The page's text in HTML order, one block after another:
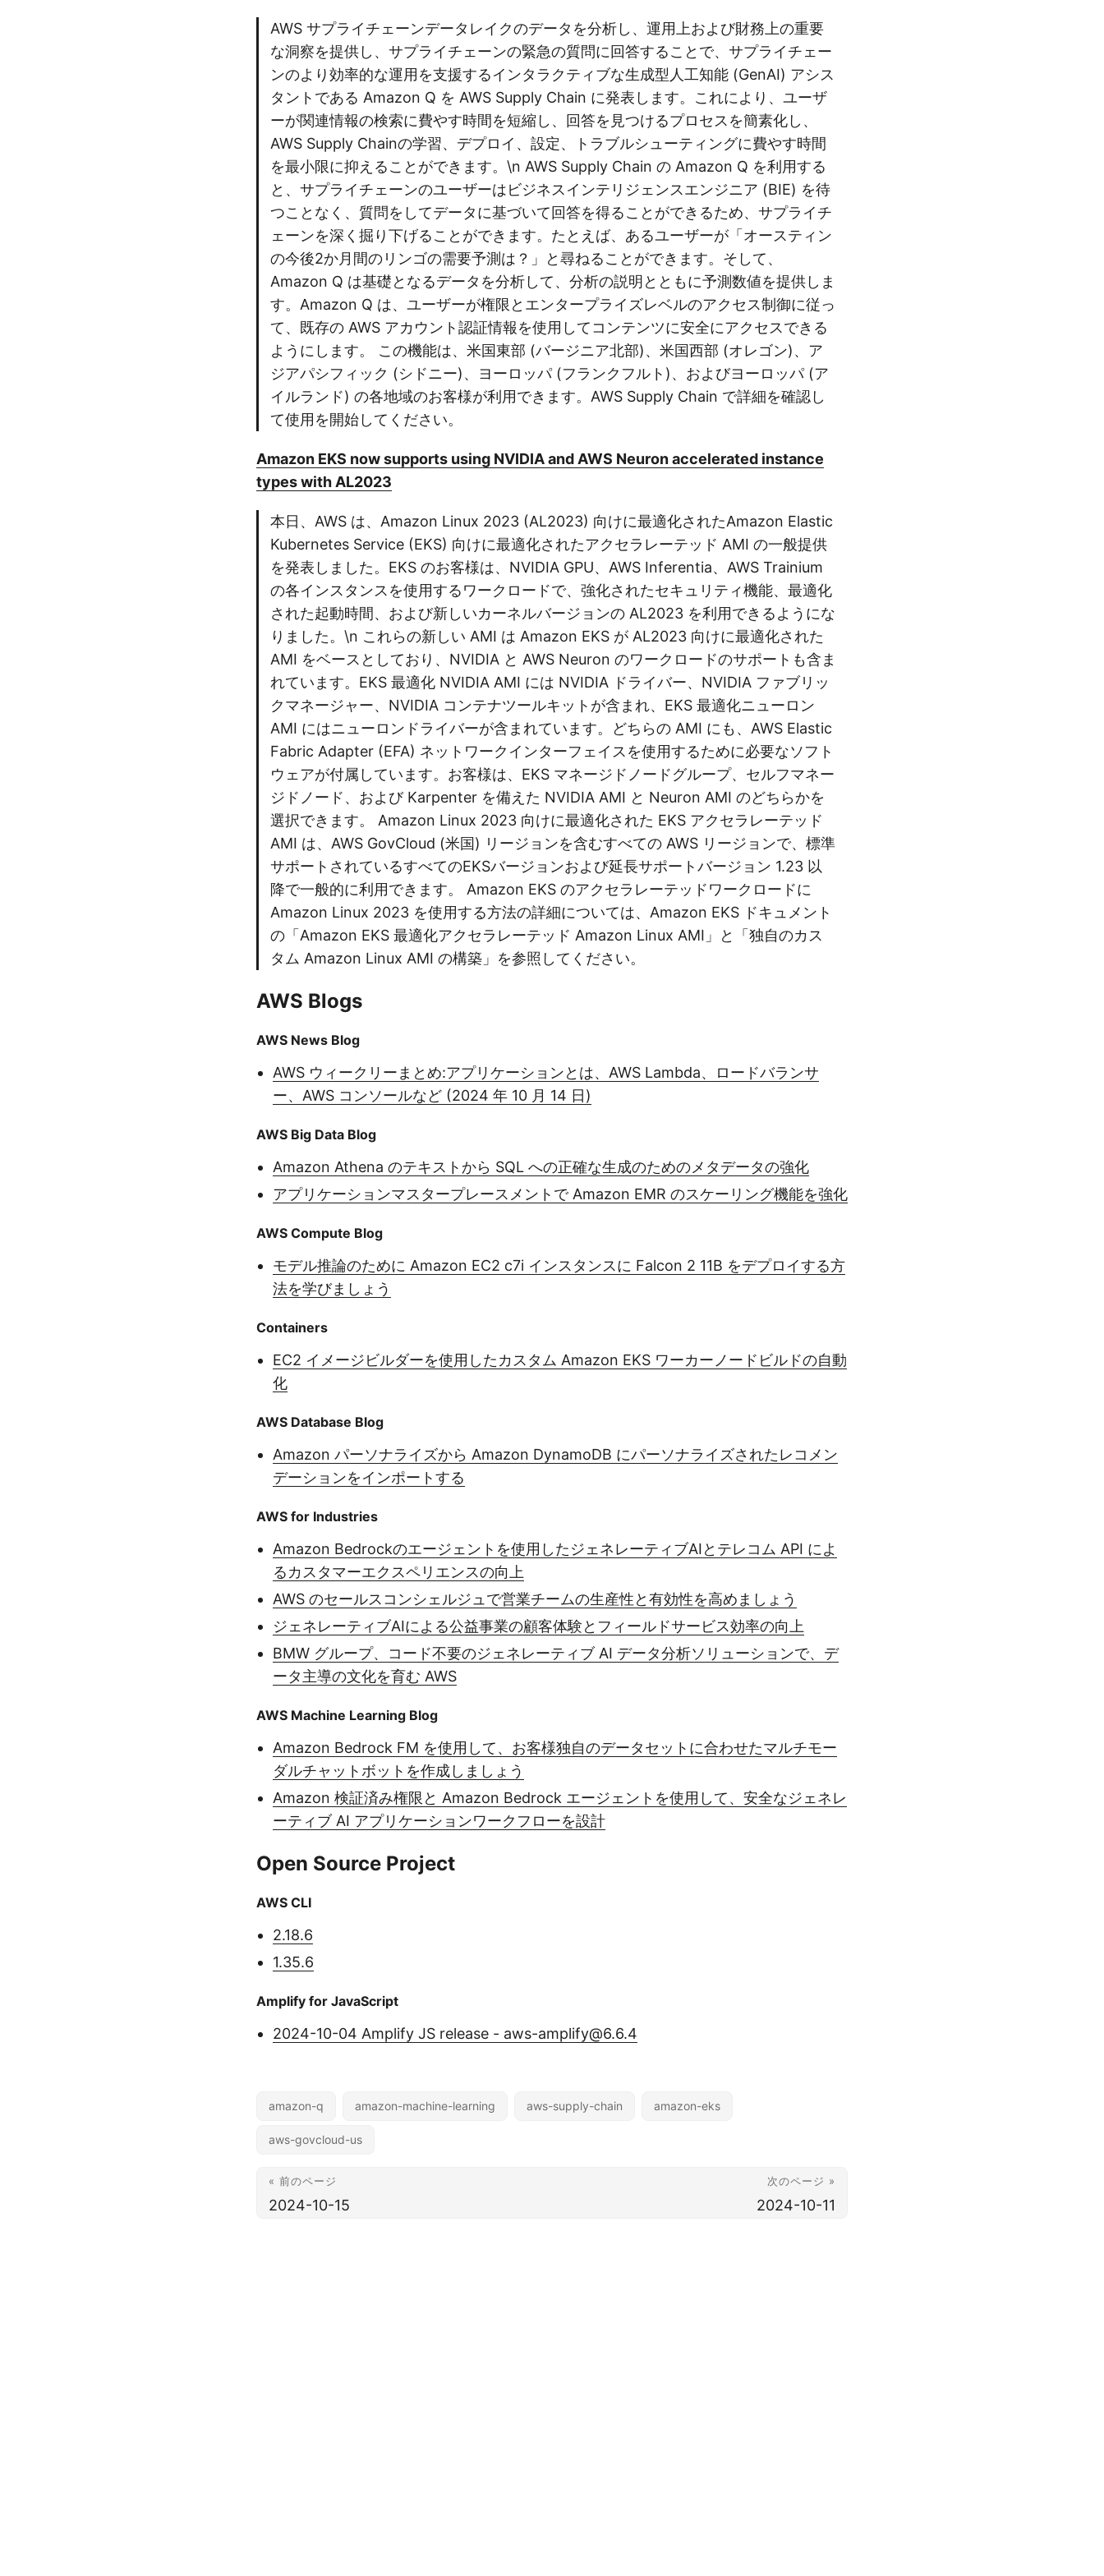
AWS サプライチェーンデータレイクのデータを分析し、運用上および財務上の重要
な洞察を提供し、サプライチェーンの緊急の質問に回答することで、サプライチェー
ンのより効率的な運用を支援するインタラクティブな生成型人工知能 (GenAI) アシス
タントである Amazon Q を AWS Supply Chain に発表します。これにより、ユーザ
ーが関連情報の検索に費やす時間を短縮し、回答を見つけるプロセスを簡素化し、
AWS Supply Chainの学習、デプロイ、設定、トラブルシューティングに費やす時間
を最小限に抑えることができます。\n AWS Supply Chain の Amazon Q を利用する
と、サプライチェーンのユーザーはビジネスインテリジェンスエンジニア (BIE) を待
つことなく、質問をしてデータに基づいて回答を得ることができるため、サプライチ
ェーンを深く掘り下げることができます。たとえば、あるユーザーが「オースティン
の今後2か月間のリンゴの需要予測は？」と尋ねることができます。そして、
Amazon Q は基礎となるデータを分析して、分析の説明とともに予測数値を提供しま
す。Amazon Q は、ユーザーが権限とエンタープライズレベルのアクセス制御に従っ
て、既存の AWS アカウント認証情報を使用してコンテンツに安全にアクセスできる
ようにします。 この機能は、米国東部 (バージニア北部)、米国西部 (オレゴン)、ア
ジアパシフィック (シドニー)、ヨーロッパ (フランクフルト)、およびヨーロッパ (ア
イルランド) の各地域のお客様が利用できます。AWS Supply Chain で詳細を確認し
て使用を開始してください。
Amazon EKS now supports using NVIDIA and AWS Neuron accelerated instance
types with AL2023
本日、AWS は、Amazon Linux 2023 (AL2023) 向けに最適化されたAmazon Elastic
Kubernetes Service (EKS) 向けに最適化されたアクセラレーテッド AMI の一般提供
を発表しました。EKS のお客様は、NVIDIA GPU、AWS Inferentia、AWS Trainium
の各インスタンスを使用するワークロードで、強化されたセキュリティ機能、最適化
された起動時間、および新しいカーネルバージョンの AL2023 を利用できるようにな
りました。\n これらの新しい AMI は Amazon EKS が AL2023 向けに最適化された
AMI をベースとしており、NVIDIA と AWS Neuron のワークロードのサポートも含ま
れています。EKS 最適化 NVIDIA AMI には NVIDIA ドライバー、NVIDIA ファブリッ
クマネージャー、NVIDIA コンテナツールキットが含まれ、EKS 最適化ニューロン
AMI にはニューロンドライバーが含まれています。どちらの AMI にも、AWS Elastic
Fabric Adapter (EFA) ネットワークインターフェイスを使用するために必要なソフト
ウェアが付属しています。お客様は、EKS マネージドノードグループ、セルフマネー
ジドノード、および Karpenter を備えた NVIDIA AMI と Neuron AMI のどちらかを
選択できます。 Amazon Linux 2023 向けに最適化された EKS アクセラレーテッド
AMI は、AWS GovCloud (米国) リージョンを含むすべての AWS リージョンで、標準
サポートされているすべてのEKSバージョンおよび延長サポートバージョン 1.23 以
降で一般的に利用できます。 Amazon EKS のアクセラレーテッドワークロードに
Amazon Linux 2023 を使用する方法の詳細については、Amazon EKS ドキュメント
の「Amazon EKS 最適化アクセラレーテッド Amazon Linux AMI」と「独自のカス
タム Amazon Linux AMI の構築」を参照してください。
AWS Blogs
AWS News Blog
AWS ウィークリーまとめ:アプリケーションとは、AWS Lambda、ロードバランサ
ー、AWS コンソールなど (2024 年 10 月 14 日)
AWS Big Data Blog
Amazon Athena のテキストから SQL への正確な生成のためのメタデータの強化
アプリケーションマスタープレースメントで Amazon EMR のスケーリング機能を強化
AWS Compute Blog
モデル推論のために Amazon EC2 c7i インスタンスに Falcon 2 11B をデプロイする方
法を学びましょう
Containers
EC2 イメージビルダーを使用したカスタム Amazon EKS ワーカーノードビルドの自動
化
AWS Database Blog
Amazon パーソナライズから Amazon DynamoDB にパーソナライズされたレコメン
デーションをインポートする
AWS for Industries
Amazon Bedrockのエージェントを使用したジェネレーティブAIとテレコム API によ
るカスタマーエクスペリエンスの向上
AWS のセールスコンシェルジュで営業チームの生産性と有効性を高めましょう
ジェネレーティブAIによる公益事業の顧客体験とフィールドサービス効率の向上
BMW グループ、コード不要のジェネレーティブ AI データ分析ソリューションで、デ
ータ主導の文化を育む AWS
AWS Machine Learning Blog
Amazon Bedrock FM を使用して、お客様独自のデータセットに合わせたマルチモー
ダルチャットボットを作成しましょう
Amazon 検証済み権限と Amazon Bedrock エージェントを使用して、安全なジェネレ
ーティブ AI アプリケーションワークフローを設計
Open Source Project
AWS CLI
2.18.6
1.35.6
Amplify for JavaScript
2024-10-04 Amplify JS release - aws-amplify@6.6.4
amazon-q amazon-machine-learning aws-supply-chain amazon-eks
aws-govcloud-us
« 前のページ
2024-10-15
次のページ »
2024-10-11